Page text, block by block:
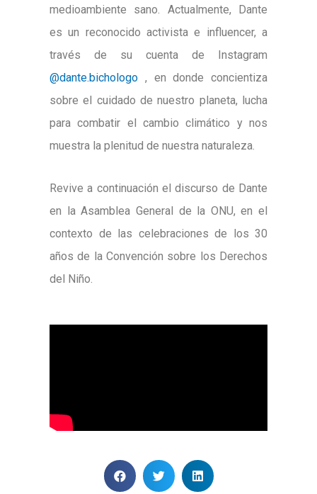
medioambiente sano. Actualmente, Dante
es un reconocido activista e influencer, a
través de su cuenta de Instagram
@dante.bichologo , en donde concientiza
sobre el cuidado de nuestro planeta, lucha
para combatir el cambio climático y nos
muestra la plenitud de nuestra naturaleza.
Revive a continuación el discurso de Dante
en la Asamblea General de la ONU, en el
contexto de las celebraciones de los 30
años de la Convención sobre los Derechos
del Niño.